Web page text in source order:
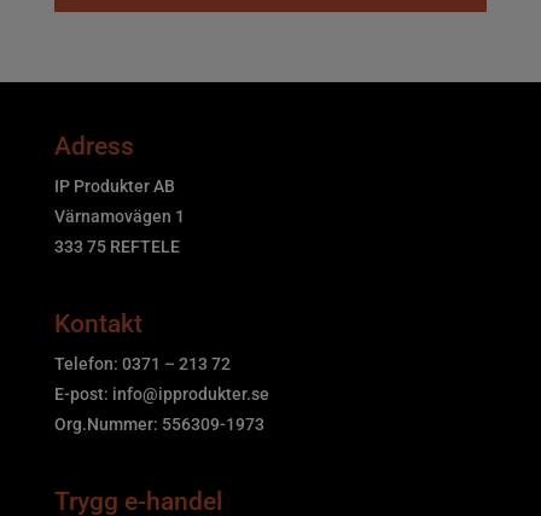
Adress
IP Produkter AB
Värnamovägen 1
333 75 REFTELE
Kontakt
Telefon: 0371 – 213 72
E-post: info@ipprodukter.se
Org.Nummer: 556309-1973
Trygg e-handel